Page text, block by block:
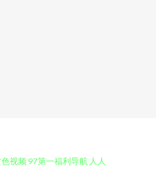
视频 97第一福利导航 人人